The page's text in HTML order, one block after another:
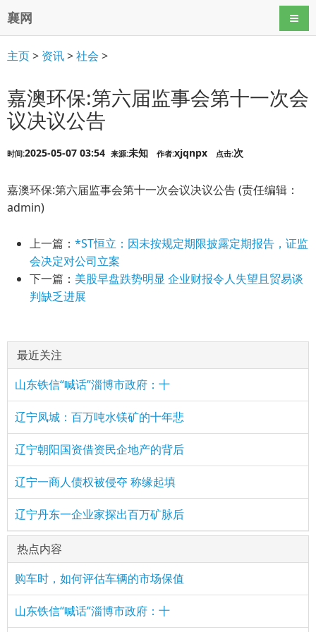
襄网 导航
主页> 资讯>社会 >
嘉澳环保:第六届监事会第十一次会
议决议公告
时间:2025-05-07 03:54 来源:未知 作者:xjqnpx 点击:次
嘉澳环保:第六届监事会第十一次会议决议公告 (责任编辑：
admin)
上一篇： *ST恒立：因未按规定期限披露定期报告，证监
会决定对公司立案
下一篇： 美股早盘跌势明显 企业财报令人失望且贸易谈
判缺乏进展
最近关注
山东铁信“喊话”淄博市政府：十
辽宁凤城：百万吨水镁矿的十年悲
辽宁朝阳国资借资民企地产的背后
辽宁一商人债权被侵夺 称缘起填
辽宁丹东一企业家探出百万矿脉后
热点内容
购车时，如何评估车辆的市场保值
山东铁信“喊话”淄博市政府：十